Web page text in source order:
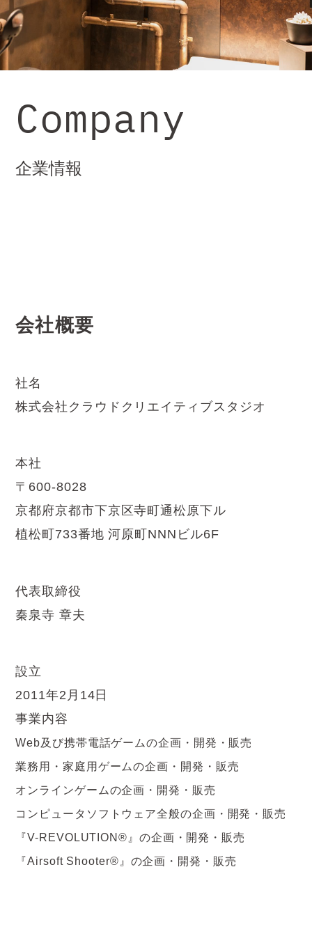
Company
企業情報
会社概要
社名
株式会社クラウドクリエイティブスタジオ​
本社
〒600-8028
京都府京都市下京区寺町通松原下ル
植松町733番地 河原町NNNビル6F
代表取締役
秦泉寺 章夫
設立
2011年2月14日​
事業内容
Web及び携帯電話ゲームの企画・開発・販売​
業務用・家庭用ゲームの企画・開発・販売​
オンラインゲームの企画・開発・販売​
コンピュータソフトウェア全般の企画・開発・販売​
『V-REVOLUTION®』の企画・開発・販売​
『Airsoft Shooter®』の企画・開発・販売